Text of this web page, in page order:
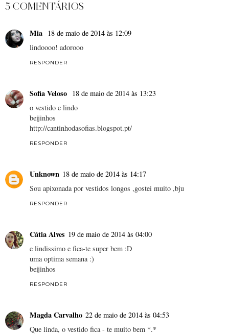
5 COMENTÁRIOS
Mia
18 de maio de 2014 às 12:09
lindoooo! adorooo
RESPONDER
Sofia Veloso
18 de maio de 2014 às 13:23
o vestido e lindo
beijinhos
http://cantinhodasofias.blogspot.pt/
RESPONDER
Unknown 18 de maio de 2014 às 14:17
Sou apixonada por vestidos longos ,gostei muito ,bju
RESPONDER
Cátia Alves 19 de maio de 2014 às 04:00
e lindissimo e fica-te super bem :D
uma optima semana :)
beijinhos
RESPONDER
Magda Carvalho 22 de maio de 2014 às 04:53
Que linda, o vestido fica - te muito bem *.*